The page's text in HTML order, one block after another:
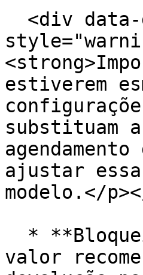
estiverem
substituam
ajustar
modelo.</
valor